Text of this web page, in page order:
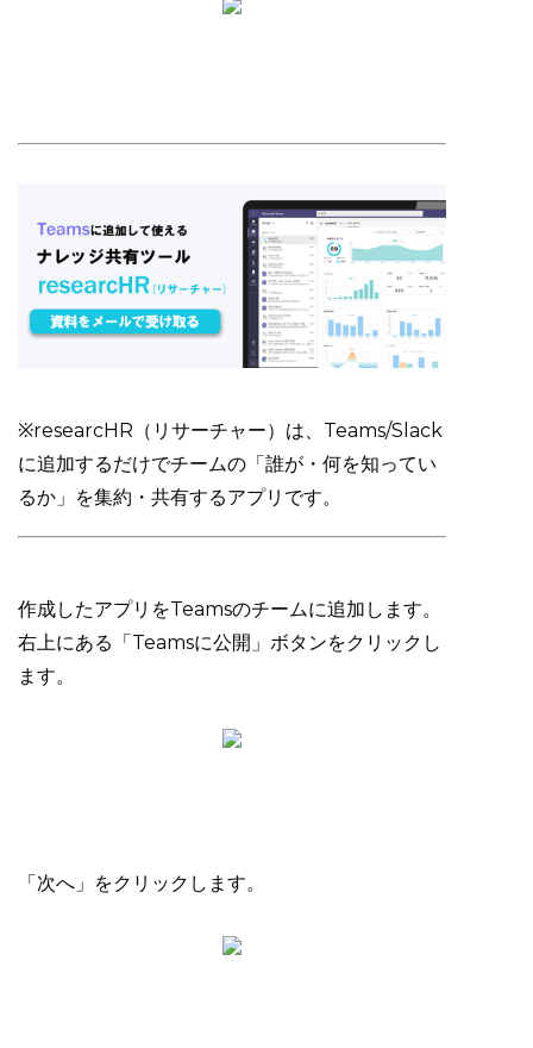
※researcHR（リサーチャー）は、Teams/Slack
に追加するだけでチームの「誰が・何を知ってい
るか」を集約・共有するアプリです。
作成したアプリをTeamsのチームに追加します。
右上にある「Teamsに公開」ボタンをクリックし
ます。
「次へ」をクリックします。